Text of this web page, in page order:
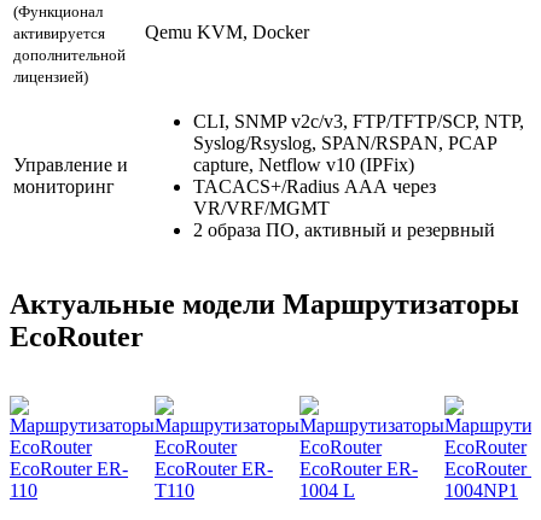
(Функционал
активируется
дополнительной
лицензией)
Qemu KVM, Docker
Управление и
мониторинг
CLI, SNMP v2c/v3, FTP/TFTP/SCP, NTP,
Syslog/Rsyslog, SPAN/RSPAN, PCAP
capture, Netflow v10 (IPFix)
TACACS+/Radius ААА через
VR/VRF/MGMT
2 образа ПО, активный и резервный
Актуальные модели Маршрутизаторы
EcoRouter